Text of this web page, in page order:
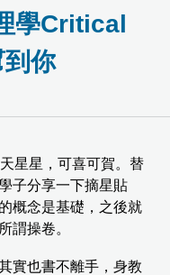
學Critical
你
星星，可喜可賀。替
子分享一下摘星貼
概念是基礎，之後就
謂操卷。
實也書不離手，身教